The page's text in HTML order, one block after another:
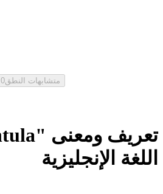
متشابهات النطق0
اللغة الإنجليزية